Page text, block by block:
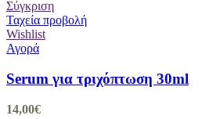
Σύγκριση
Ταχεία προβολή
Wishlist
Αγορά
Serum για τριχόπτωση 30ml
14,00€